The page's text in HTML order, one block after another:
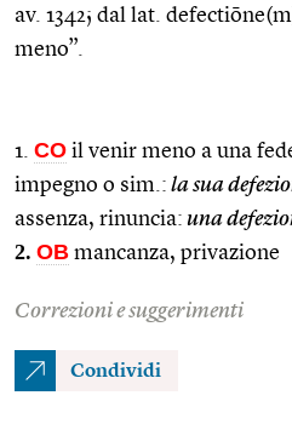
av. 1342; dal lat.
meno”.
1. CO il venir meno a una
impegno o sim.: la sua
assenza, rinuncia: una
2. OB mancanza, privazione
Correzioni e suggerimenti
Condividi